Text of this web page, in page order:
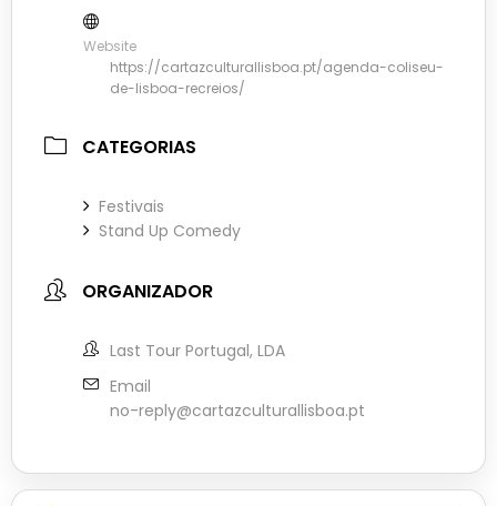
Website
https://cartazculturallisboa.pt/agenda-coliseu-
de-lisboa-recreios/
CATEGORIAS
Festivais
Stand Up Comedy
ORGANIZADOR
Last Tour Portugal, LDA
Email
no-reply@cartazculturallisboa.pt